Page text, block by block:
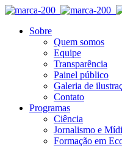
Sobre
Quem somos
Equipe
Transparência
Painel público
Galeria de
Contato
Programas
Ciência
Jornalismo e
Formação em